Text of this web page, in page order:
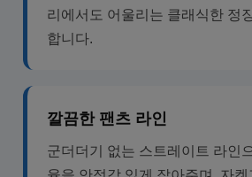
리에서도 어울리는 클래식한 정
합니다.
깔끔한 팬츠 라인
군더더기 없는 스트레이트 라인